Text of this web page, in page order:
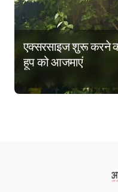
एक्सरसाइज शुरू करने
हूप को आजमाएं